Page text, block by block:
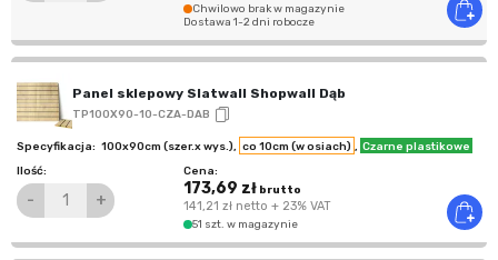
Chwilowo brak w magazynie
Dostawa 1-2 dni robocze
Panel sklepowy Slatwall Shopwall Dąb
TP100X90-10-CZA-DAB
100x90cm (szer.x wys.), co 10cm (w osiach) , Czarne plastikowe
- +
173,69 złbrutto
141,21 złnetto + 23% VAT
51 szt. w magazynie